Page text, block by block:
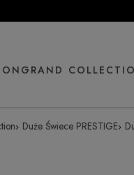
GRAND
Duże Świece PRESTIGE